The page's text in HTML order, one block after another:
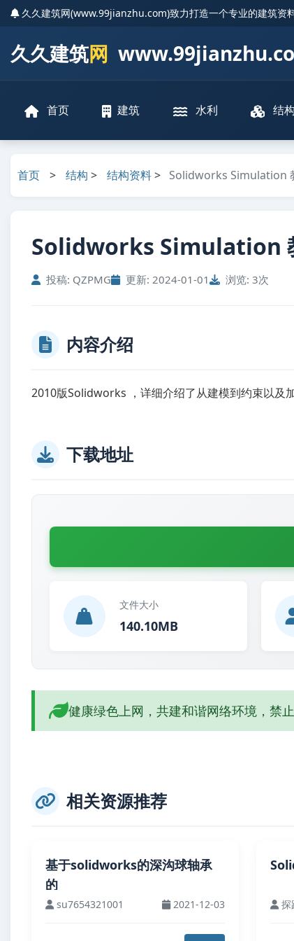
久久建筑网(www.99jianzhu.com)致力打造一个专业的建筑资
久久建筑网
首页 建筑 水利 结构
首页 > 结构 > 结构资料> Solidworks Simulation
Solidworks Simulation
投稿: QZPMG 更新: 2024-01-01 浏览: 3次
内容介绍
2010版Solidworks ，详细介绍了从建模到约束以及
下载地址
文件大小
140.10MB
健康绿色上网，共建和谐网络环境，禁
相关资源推荐
基于solidworks的深沟球轴承
的
su7654321001 2021-12-03 探